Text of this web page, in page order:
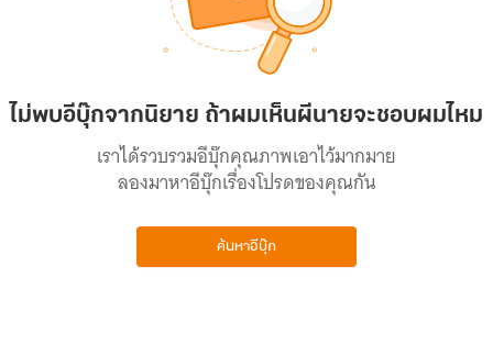
ไม่พบอีบุ๊กจากนิยาย ถ้าผมเห็นผีนายจะชอบผมไหม
เราได้รวบรวมอีบุ๊กคุณภาพเอาไว้มากมาย
ลองมาหาอีบุ๊กเรื่องโปรดของคุณกัน
ค้นหาอีบุ๊ก